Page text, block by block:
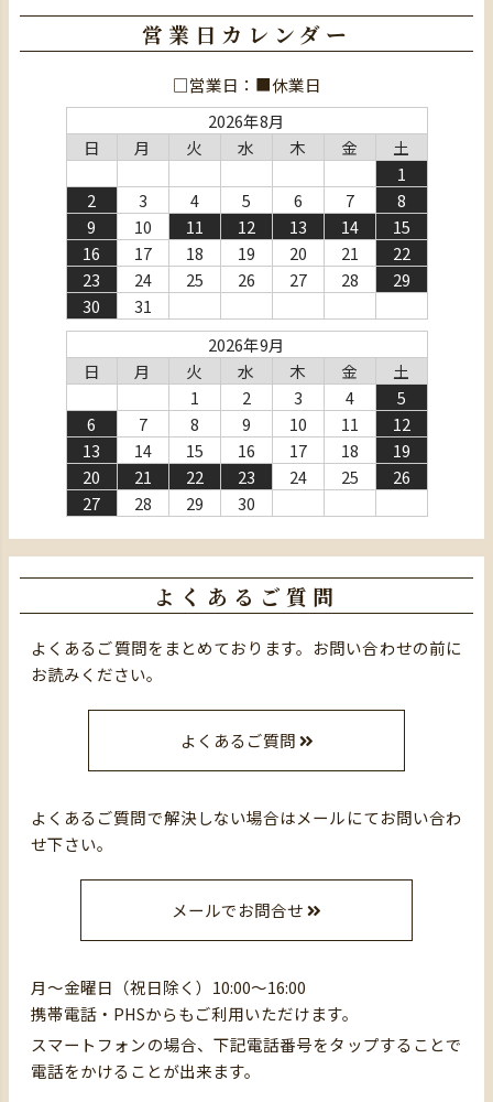
営業日カレンダー
□営業日：■休業日
2026年8月
日
月 火 水 木 金
土
1
2
3 4 5 6 7
8
9
10 11 12 13 14
15
16
17 18 19 20 21
22
23
24 25 26 27 28
29
30
31
2026年9月
日
月 火 水 木 金
土
1
2 3 4
5
6
7 8 9 10 11
12
13
14 15 16 17 18
19
20
21 22 23 24 25
26
27
28 29 30
よくあるご質問
よくあるご質問をまとめております。お問い合わせの前に
お読みください。
よくあるご質問
よくあるご質問で解決しない場合はメールにてお問い合わ
せ下さい。
メールでお問合せ
月～金曜日（祝日除く）10:00～16:00
携帯電話・PHSからもご利用いただけます。
スマートフォンの場合、下記電話番号をタップすることで
電話をかけることが出来ます。